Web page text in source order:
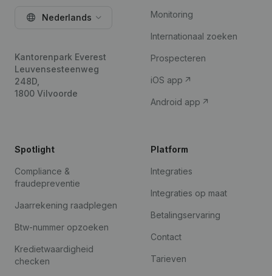
Nederlands
Kantorenpark Everest
Leuvensesteenweg
248D,
1800 Vilvoorde
Monitoring
Internationaal zoeken
Prospecteren
iOS app
Android app
Spotlight
Compliance &
fraudepreventie
Jaarrekening raadplegen
Btw-nummer opzoeken
Kredietwaardigheid
checken
Platform
Integraties
Integraties op maat
Betalingservaring
Contact
Tarieven